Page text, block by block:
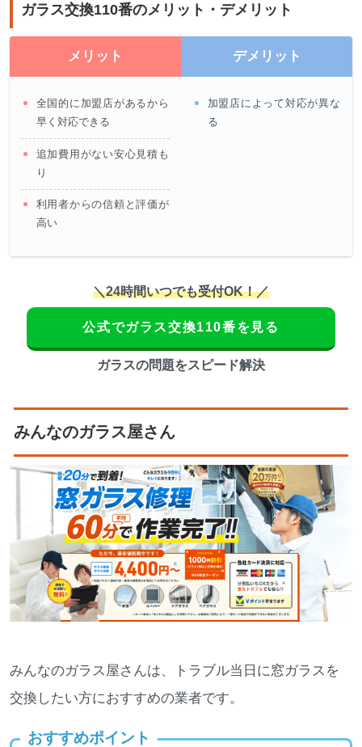
ガラス交換110番のメリット・デメリット
メリット
全国的に加盟店があるから
早く対応できる
追加費用がない安心見積も
り
利用者からの信頼と評価が
高い
デメリット
加盟店によって対応が異な
る
＼24時間いつでも受付OK！／
公式でガラス交換110番を見る
ガラスの問題をスピード解決
みんなのガラス屋さん
みんなのガラス屋さんは、トラブル当日に窓ガラスを
交換したい方におすすめの業者です。
おすすめポイント